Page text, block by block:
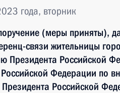
года, вторник
(меры приняты),
связи жительницы
Президента Российской
Федерации по
Российской